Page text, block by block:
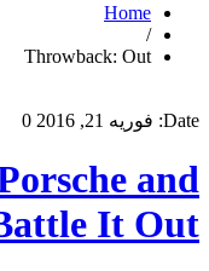
Home
/
Throwback: Out
Date: فوریه 21, 2016 0
and
It Out